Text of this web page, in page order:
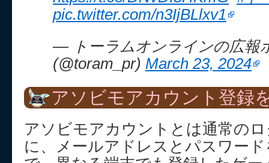
pic.twitter.com/n3IjBLlxv1
— トーラムオンラインの広報
(@toram_pr) March 23, 2024
アソビモアカウント登録
アソビモアカウントとは通常の
に、メールアドレスとパスワー